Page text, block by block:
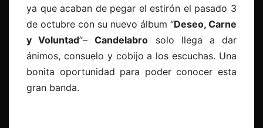
ya que acaban de pegar el estirón el pasado 3
de octubre con su nuevo álbum “Deseo, Carne
y Voluntad”–Candelabro solo llega a dar
ánimos, consuelo y cobijo a los escuchas. Una
bonita oportunidad para poder conocer esta
gran banda.